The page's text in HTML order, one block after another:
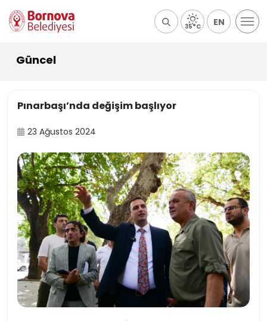
35°C EN
Güncel
Pınarbaşı’nda değişim başlıyor
23 Ağustos 2024